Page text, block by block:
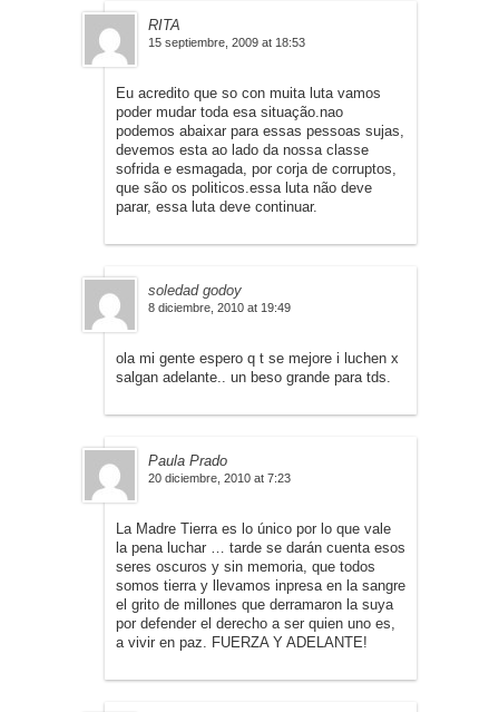
RITA
15 septiembre, 2009 at 18:53
Eu acredito que so con muita luta vamos
poder mudar toda esa situação.nao
podemos abaixar para essas pessoas sujas,
devemos esta ao lado da nossa classe
sofrida e esmagada, por corja de corruptos,
que são os politicos.essa luta não deve
parar, essa luta deve continuar.
soledad godoy
8 diciembre, 2010 at 19:49
ola mi gente espero q t se mejore i luchen x
salgan adelante.. un beso grande para tds.
Paula Prado
20 diciembre, 2010 at 7:23
La Madre Tierra es lo único por lo que vale
la pena luchar … tarde se darán cuenta esos
seres oscuros y sin memoria, que todos
somos tierra y llevamos inpresa en la sangre
el grito de millones que derramaron la suya
por defender el derecho a ser quien uno es,
a vivir en paz. FUERZA Y ADELANTE!